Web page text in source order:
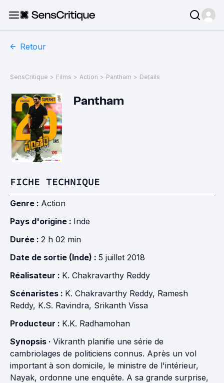
Retour
SensCritique > Films > Action > Pantham > Details
Pantham
FICHE TECHNIQUE
Genre : Action
Pays d'origine : Inde
Durée : 2 h 02 min
Date de sortie (Inde) : 5 juillet 2018
Réalisateur : K. Chakravarthy Reddy
Scénaristes : K. Chakravarthy Reddy, Ramesh
Reddy, K.S. Ravindra, Srikanth Vissa
Producteur : K.K. Radhamohan
Synopsis · Vikranth planifie une série de
cambriolages de politiciens connus. Après un vol
important à son domicile, le ministre de l'intérieur,
Nayak, ordonne une enquête. A sa grande surprise,